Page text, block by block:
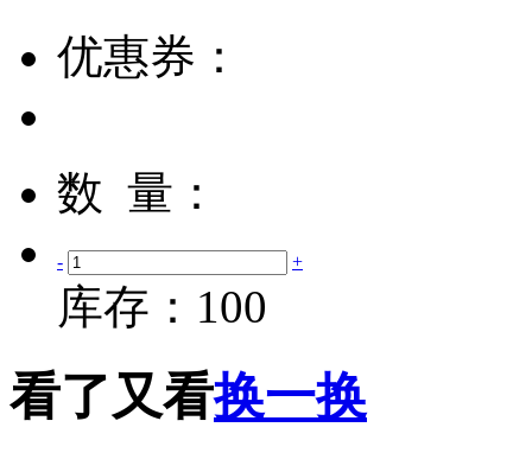
优惠券：
数 量：
- +
库存： 100
看了又看换一换